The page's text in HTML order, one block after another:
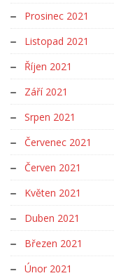
Prosinec 2021
Listopad 2021
Říjen 2021
Září 2021
Srpen 2021
Červenec 2021
Červen 2021
Květen 2021
Duben 2021
Březen 2021
Únor 2021